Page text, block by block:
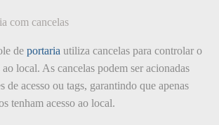
com cancelas
de portaria utiliza cancelas para controlar o
local. As cancelas podem ser acionadas
de acesso ou tags, garantindo que apenas
tenham acesso ao local.